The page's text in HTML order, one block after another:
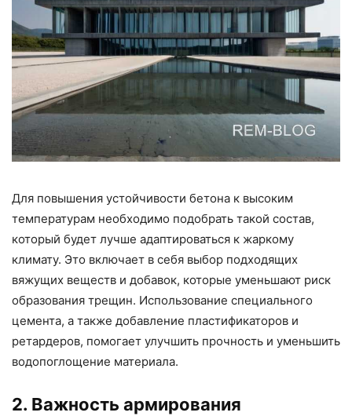
Для повышения устойчивости бетона к высоким
температурам необходимо подобрать такой состав,
который будет лучше адаптироваться к жаркому
климату. Это включает в себя выбор подходящих
вяжущих веществ и добавок, которые уменьшают риск
образования трещин. Использование специального
цемента, а также добавление пластификаторов и
ретардеров, помогает улучшить прочность и уменьшить
водопоглощение материала.
2. Важность армирования